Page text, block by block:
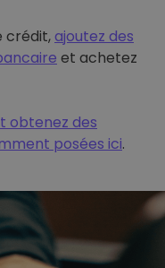
crédit,ajoutez des
et achetez
obtenez des
posées ici.